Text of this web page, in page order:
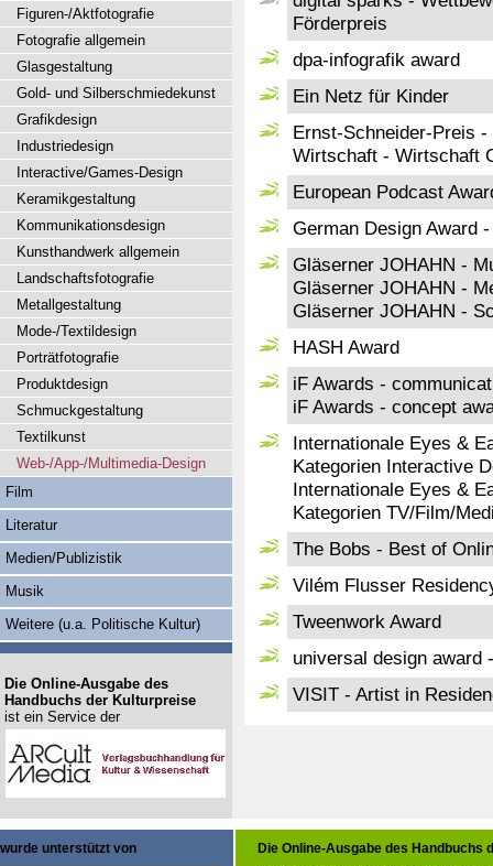
Förderpreis
dpa-infografik award
Ein Netz für Kinder
Ernst-Schneider-Preis
Wirtschaft - Wirtschaft
European Podcast
German Design Award
Gläserner JOHAHN -
Gläserner JOHAHN -
Gläserner JOHAHN -
HASH Award
iF Awards -
iF Awards - concept
Internationale Eyes &
Kategorien Interactive
Internationale Eyes &
Kategorien TV/Film/
The Bobs - Best of
Vilém Flusser
Tweenwork Award
universal design award
VISIT - Artist in
Figuren-/Aktfotografie
Fotografie allgemein
Glasgestaltung
Gold- und Silberschmiedekunst
Grafikdesign
Industriedesign
Interactive/Games-Design
Keramikgestaltung
Kommunikationsdesign
Kunsthandwerk allgemein
Landschaftsfotografie
Metallgestaltung
Mode-/Textildesign
Porträtfotografie
Produktdesign
Schmuckgestaltung
Textilkunst
Web-/App-/Multimedia-Design
Film
Literatur
Medien/Publizistik
Musik
Weitere (u.a. Politische Kultur)
Die Online-Ausgabe des
Handbuchs der Kulturpreise
ist ein Service der
wurde unterstützt von
Die Online-Ausgabe des Handbuchs